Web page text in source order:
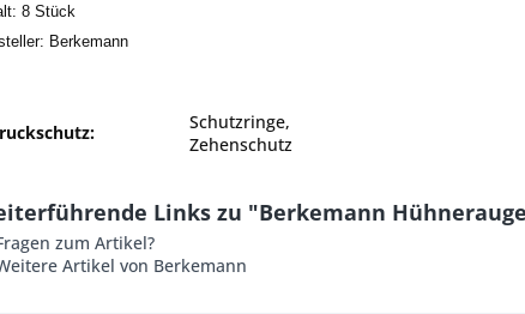
8 Stück
Berkemann
Schutzringe,
Zehenschutz
Links zu "Berkemann
zum Artikel?
Artikel von Berkemann